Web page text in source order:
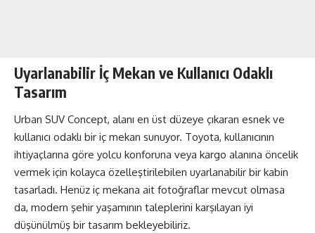
Uyarlanabilir İç Mekan ve Kullanıcı Odaklı
Tasarım
Urban SUV Concept, alanı en üst düzeye çıkaran esnek ve
kullanıcı odaklı bir iç mekan sunuyor. Toyota, kullanıcının
ihtiyaçlarına göre yolcu konforuna veya kargo alanına öncelik
vermek için kolayca özelleştirilebilen uyarlanabilir bir kabin
tasarladı. Henüz iç mekana ait fotoğraflar mevcut olmasa
da, modern şehir yaşamının taleplerini karşılayan iyi
düşünülmüş bir tasarım bekleyebiliriz.